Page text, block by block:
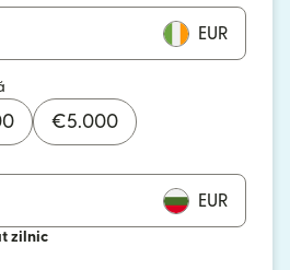
EUR
€5.000
EUR
zilnic